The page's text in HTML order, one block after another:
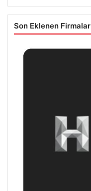
Son Eklenen Firmalar